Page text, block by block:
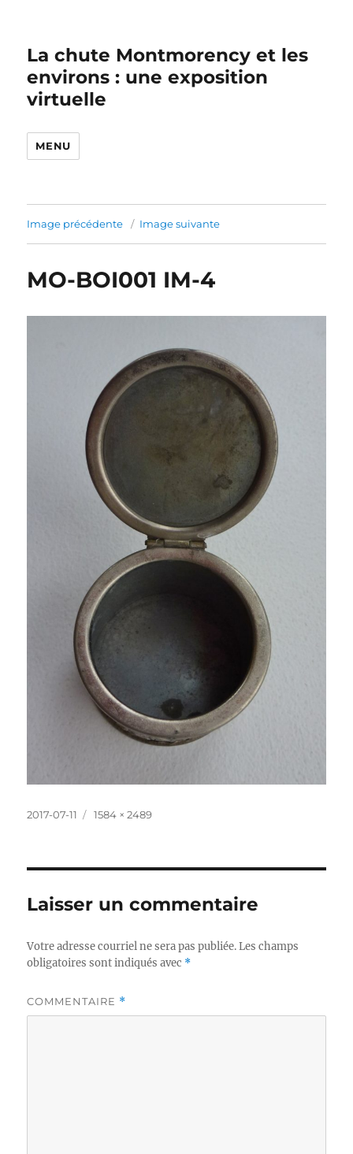
La chute Montmorency et les
environs : une exposition
virtuelle
MENU
Image précédente Image suivante
MO-BOI001 IM-4
Publié
2017-07-11
Taille
1584 × 2489
Laisser un commentaire
Votre adresse courriel ne sera pas publiée. Les champs
obligatoires sont indiqués avec *
COMMENTAIRE *